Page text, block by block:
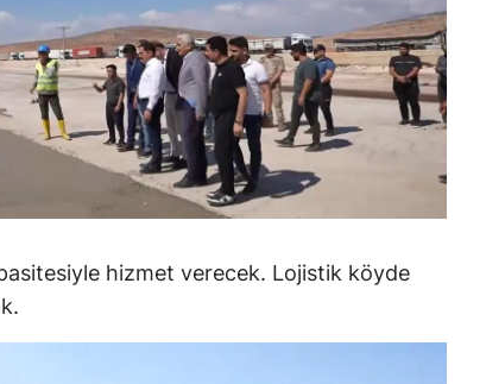
Erzincan
hizmet verecek. Lojistik köyde